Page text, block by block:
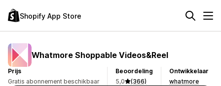
Shopify App Store
Whatmore Shoppable Videos&Reel
Prijs
Gratis abonnement beschikbaar
Beoordeling
5,0
(366)
Ontwikkelaar
whatmore